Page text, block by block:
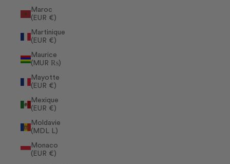
Maroc
(EUR €)
Martinique
(EUR €)
Maurice
(MUR ₨)
Mayotte
(EUR €)
Mexique
(EUR €)
Moldavie
(MDL L)
Monaco
(EUR €)